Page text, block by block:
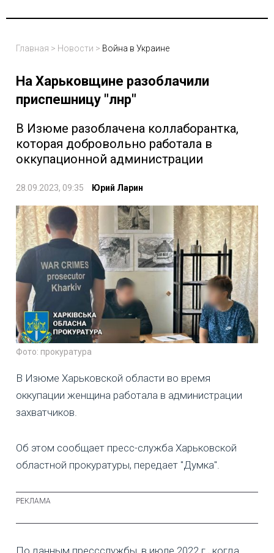
Главная > Новости > Война в Украине
На Харьковщине разоблачили
приспешницу "лнр"
В Изюме разоблачена коллаборантка,
которая добровольно работала в
оккупационной администрации
28.09.2023, 09:35 Юрий Ларин
Фото: прокуратура
В Изюме Харьковской области во время
оккупации женщина работала в администрации
захватчиков.
Об этом сообщает пресс-служба Харьковской
областной прокуратуры, передает "Думка".
По данным прессслужбы, в июле 2022 г., когда